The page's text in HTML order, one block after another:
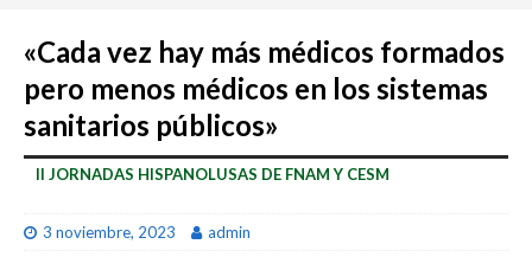
«Cada vez hay más médicos formados
pero menos médicos en los sistemas
sanitarios públicos»
II JORNADAS HISPANOLUSAS DE FNAM Y CESM
3 noviembre, 2023 admin